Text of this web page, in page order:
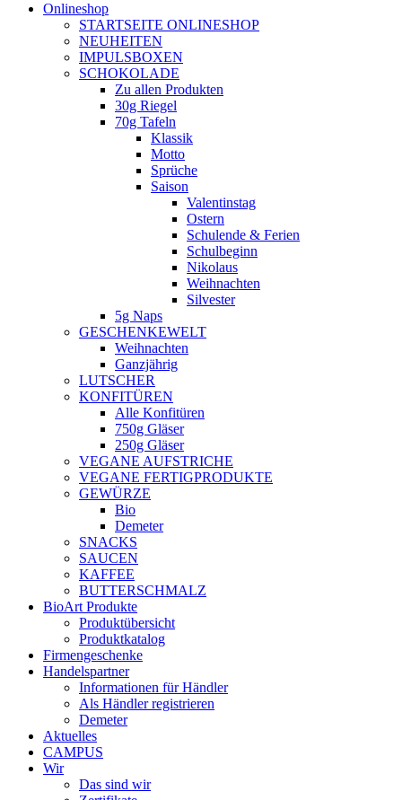
Onlineshop
STARTSEITE ONLINESHOP
NEUHEITEN
IMPULSBOXEN
SCHOKOLADE
Zu allen Produkten
30g Riegel
70g Tafeln
Klassik
Motto
Sprüche
Saison
Valentinstag
Ostern
Schulende & Ferien
Schulbeginn
Nikolaus
Weihnachten
Silvester
5g Naps
GESCHENKEWELT
Weihnachten
Ganzjährig
LUTSCHER
KONFITÜREN
Alle Konfitüren
750g Gläser
250g Gläser
VEGANE AUFSTRICHE
VEGANE FERTIGPRODUKTE
GEWÜRZE
Bio
Demeter
SNACKS
SAUCEN
KAFFEE
BUTTERSCHMALZ
BioArt Produkte
Produktübersicht
Produktkatalog
Firmengeschenke
Handelspartner
Informationen für Händler
Als Händler registrieren
Demeter
Aktuelles
CAMPUS
Wir
Das sind wir